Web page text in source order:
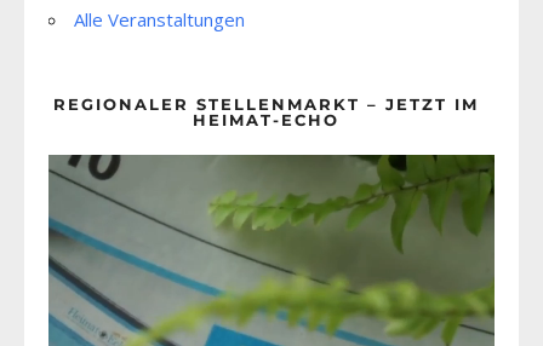
Alle Veranstaltungen
REGIONALER STELLENMARKT – JETZT IM
HEIMAT-ECHO
Player